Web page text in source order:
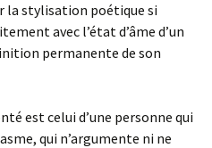
la stylisation poétique si
avec l’état d’âme d’un
permanente de son
est celui d’une personne qui
qui n’argumente ni ne